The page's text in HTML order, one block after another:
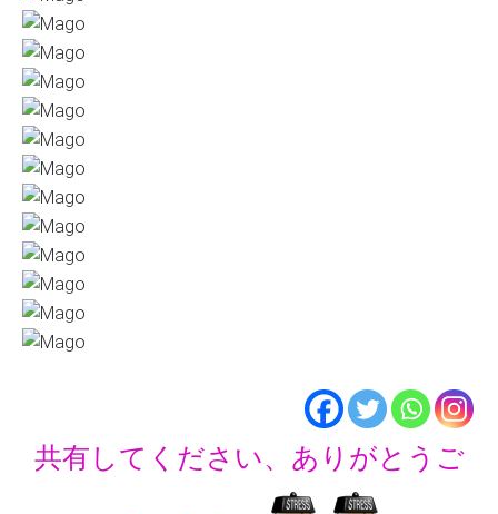
共有してください、ありがとうご